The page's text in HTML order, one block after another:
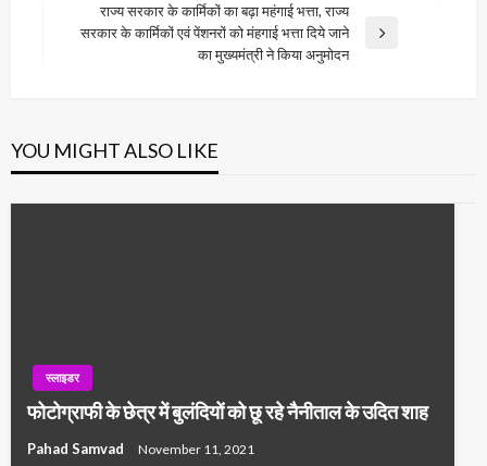
Next
राज्य सरकार के कार्मिकों का बढ़ा महंगाई भत्ता, राज्य
सरकार के कार्मिकों एवं पेंशनरों को मंहगाई भत्ता दिये जाने
का मुख्यमंत्री ने किया अनुमोदन
YOU MIGHT ALSO LIKE
स्लाइडर
फोटोग्राफी के छेत्र में बुलंदियों को छू रहे नैनीताल के उदित शाह
Pahad Samvad November 11, 2021